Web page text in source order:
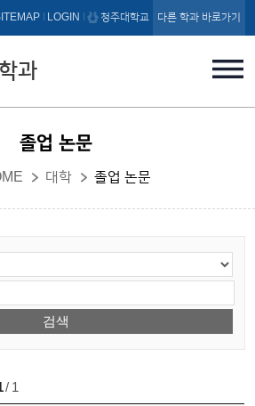
본문 바로가기
과
LOGIN 청주대학교 다른 학과 바로가기
졸업 논문
대학 졸업 논문
/ 1